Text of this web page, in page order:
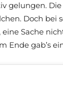
gelungen.
Doch bei
, eine Sache
Ende gab’s